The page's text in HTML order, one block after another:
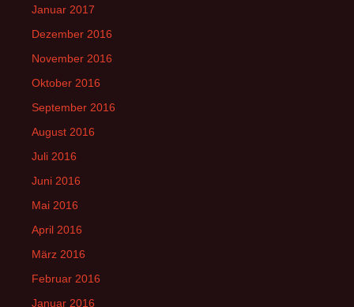
Januar 2017
Dezember 2016
November 2016
Oktober 2016
September 2016
August 2016
Juli 2016
Juni 2016
Mai 2016
April 2016
März 2016
Februar 2016
Januar 2016